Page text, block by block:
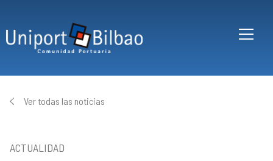
Ver todas las noticias
ACTUALIDAD